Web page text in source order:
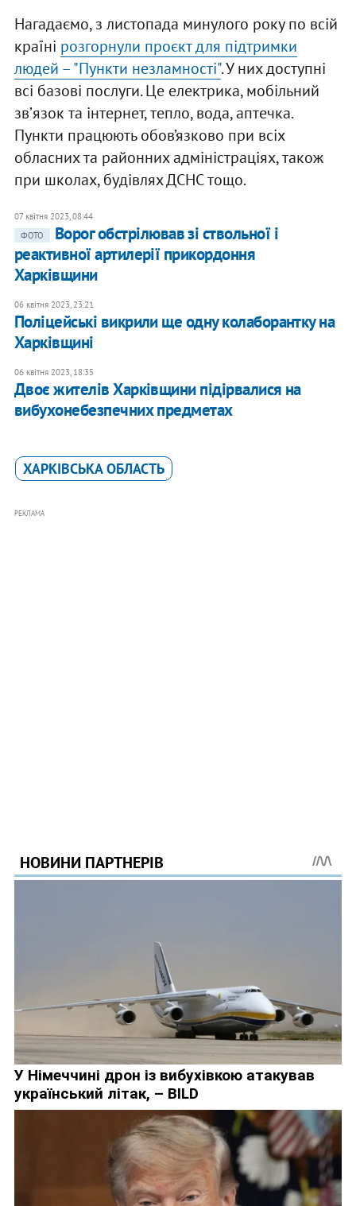
Нагадаємо, з листопада минулого року по всій
країні розгорнули проєкт для підтримки
людей – "Пункти незламності". У них доступні
всі базові послуги. Це електрика, мобільний
звʼязок та інтернет, тепло, вода, аптечка.
Пункти працюють обов’язково при всіх
обласних та районних адміністраціях, також
при школах, будівлях ДСНС тощо.
07 квітня 2023, 08:44
ФОТО
Ворог обстрілював зі ствольної і
реактивної артилерії прикордоння
Харківщини
06 квітня 2023, 23:21
Поліцейські викрили ще одну колаборантку на
Харківщині
06 квітня 2023, 18:35
Двоє жителів Харківщини підірвалися на
вибухонебезпечних предметах
ХАРКІВСЬКА ОБЛАСТЬ
РЕКЛАМА